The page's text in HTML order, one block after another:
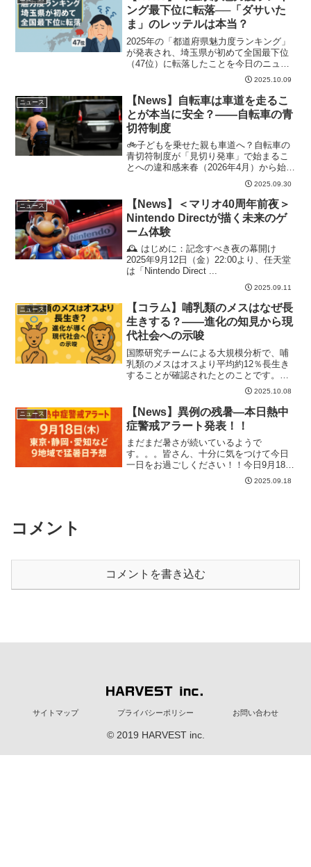
ング最下位に転落──「ダサいた
ま」のレッテルは本当？
2025年の「都道府県魅力度ランキング」
が発表され、埼玉県が初めて全国最下位
（47位）に転落したことを今日のニュー
2025.10.09
ニュース
【News】自転車は車道を走るこ
とが本当に安全？――自転車の青
切符制度
🚲子どもを乗せた親も車道へ？自転車の
青切符制度が「見切り発車」で始まるこ
とへの違和感来春（2026年4月）から始ま
2025.09.30
ニュース
【News】＜マリオ40周年前夜＞
Nintendo Directが描く未来のゲ
ーム体験
🕰️ はじめに：記念すべき夜の幕開け
2025年9月12日（金）22:00より、任天堂
は「Nintendo Direct ...
2025.09.11
ニュース
【コラム】哺乳類のメスはなぜ長
生きする？――進化の知見から現
代社会への示唆
国際研究チームによる大規模分析で、哺
乳類のメスはオスより平均約12％長生き
することが確認されたとのことです。哺
2025.10.08
ニュース
【News】異例の残暑―本日熱中
症警戒アラート発表！！
まだまだ暑さが続いているようで
す。。。皆さん、十分に気をつけて今日
一日をお過ごしください！！今日9月18日
2025.09.18
コメント
コメントを書き込む
サイトマップ プライバシーポリシー お問い合わせ
© 2019 HARVEST inc.